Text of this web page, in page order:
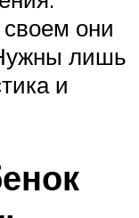
они
лишь
и